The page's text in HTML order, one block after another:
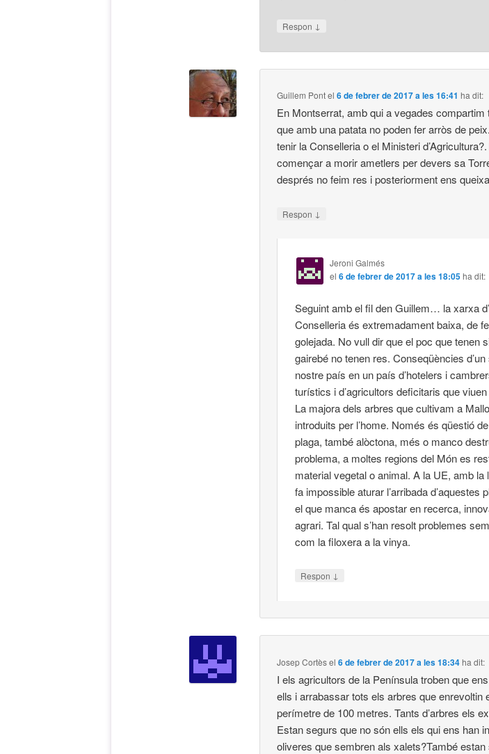
Respon ↓
Guillem Pontel6 de febrer de 2017 a les 16:41 ha dit:
En Montserrat, amb qui a vegades
que amb una patata no poden fer arròs de
tenir la Conselleria o el Ministeri
començar a morir ametlers per devers sa
després no feim res i posteriorment ens
Respon ↓
Jeroni Galmés
el 6 de febrer de 2017 a les 18:05 ha dit:
Seguint amb el fil den Guillem… la xarxa
Conselleria és extremadament baixa, de
golejada. No vull dir que el poc que tenen
gairebé no tenen res. Conseqüències
nostre país en un país d’hotelers i
turístics i d’agricultors deficitaris que
La majora dels arbres que cultivam a
introduits per l’home. Només és qüestió
plaga, també alòctona, més o manco
problema, a moltes regions del Món es
material vegetal o animal. A la UE, amb
fa impossible aturar l’arribada d’aquestes
el que manca és apostar en recerca,
agrari. Tal qual s’han resolt problemes
com la filoxera a la vinya.
Respon ↓
Josep Cortèsel6 de febrer de 2017 a les 18:34ha dit:
I els agricultors de la Península troben que
ells i arrabassar tots els arbres que enrevoltin
perímetre de 100 metres. Tants d’arbres els
Estan segurs que no són ells els qui ens han
oliveres que sembren als xalets?També